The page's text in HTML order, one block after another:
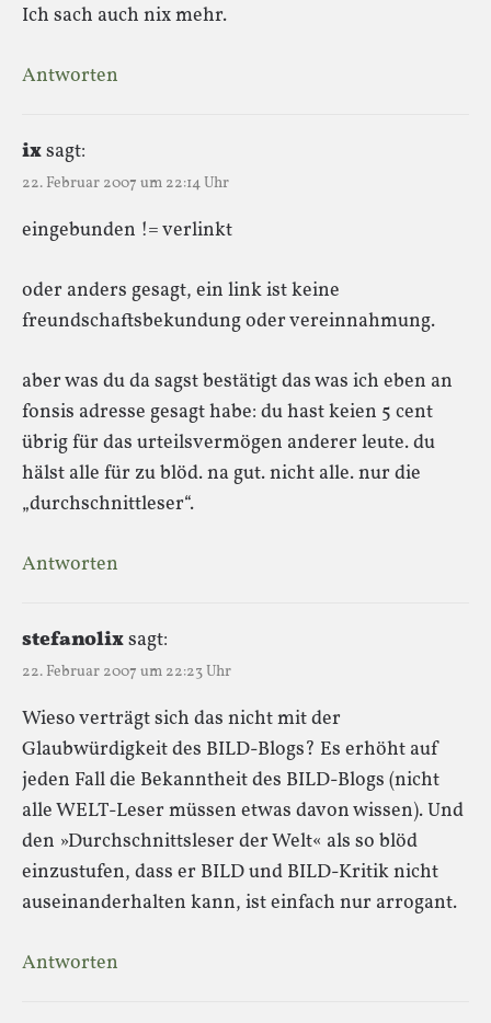
Ich sach auch nix mehr.
Antworten
ixsagt:
22. Februar 2007 um 22:14 Uhr
eingebunden != verlinkt
oder anders gesagt, ein link ist keine
freundschaftsbekundung oder vereinnahmung.
aber was du da sagst bestätigt das was ich eben an
fonsis adresse gesagt habe: du hast keien 5 cent
übrig für das urteilsvermögen anderer leute. du
hälst alle für zu blöd. na gut. nicht alle. nur die
„durchschnittleser“.
Antworten
stefanolixsagt:
22. Februar 2007 um 22:23 Uhr
Wieso verträgt sich das nicht mit der
Glaubwürdigkeit des BILD-Blogs? Es erhöht auf
jeden Fall die Bekanntheit des BILD-Blogs (nicht
alle WELT-Leser müssen etwas davon wissen). Und
den »Durchschnittsleser der Welt« als so blöd
einzustufen, dass er BILD und BILD-Kritik nicht
auseinanderhalten kann, ist einfach nur arrogant.
Antworten